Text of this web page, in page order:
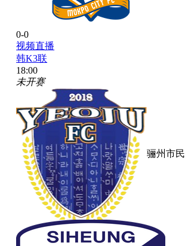
0-0
视频直播
韩K3联
18:00
未开赛
骊州市民